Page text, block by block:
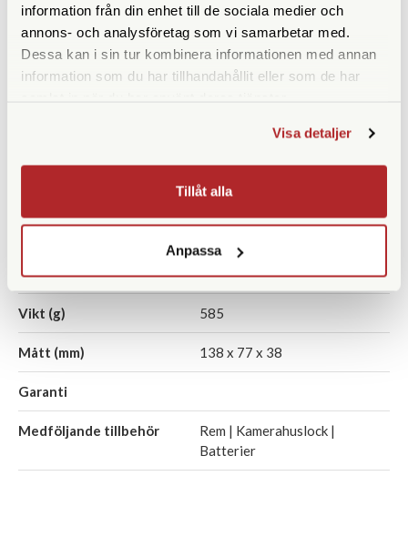
information från din enhet till de sociala medier och
annons- och analysföretag som vi samarbetar med.
Dessa kan i sin tur kombinera informationen med annan
information som du har tillhandahållit eller som de har
Visa detaljer
Tillåt alla
Anpassa
Sökare Mätsökare (0,72x)
Ljusmätare
DX-läsare
2st LR44/A76 eller 1st
CR1/3N
Vikt (g) 585
Mått (mm) 138 x 77 x 38
Garanti
Medföljande tillbehör
Rem | Kamerahuslock |
Batterier